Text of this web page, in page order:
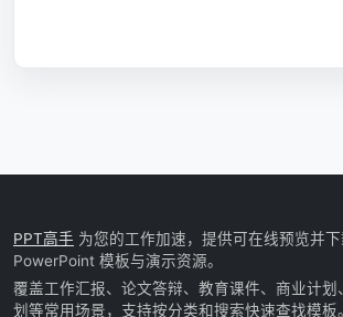
PPT高手 为您的工作加速，提供可在线预览并
PowerPoint 模板与演示资源。
覆盖工作汇报、论文答辩、教育课件、商业计划
划等常用场景，支持按分类和搜索快速查找模板。